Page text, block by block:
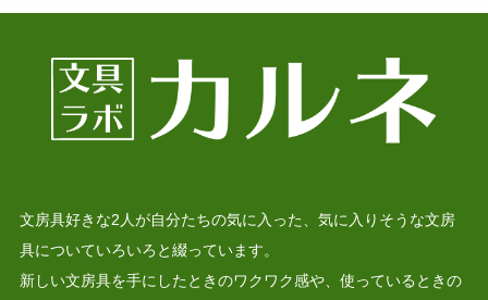
文房具好きな2人が自分たちの気に入った、気に入りそうな文房
具についていろいろと綴っています。
新しい文房具を手にしたときのワクワク感や、使っているときの